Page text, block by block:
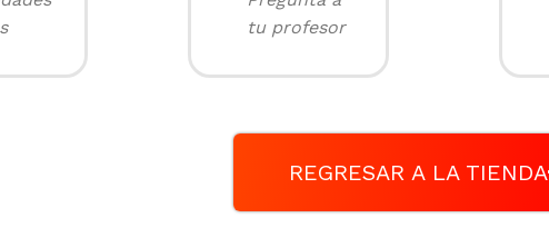
tu profesor
REGRESAR A LA TIENDA